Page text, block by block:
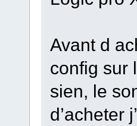
Avant d
config sur
sien, le
d’acheter